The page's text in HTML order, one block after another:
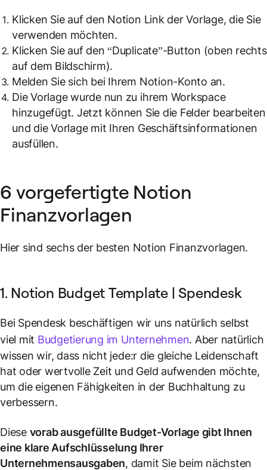
Klicken Sie auf den Notion Link der Vorlage, die Sie
verwenden möchten.
Klicken Sie auf den “Duplicate”-Button (oben rechts
auf dem Bildschirm).
Melden Sie sich bei Ihrem Notion-Konto an.
Die Vorlage wurde nun zu ihrem Workspace
hinzugefügt. Jetzt können Sie die Felder bearbeiten
und die Vorlage mit Ihren Geschäftsinformationen
ausfüllen.
6 vorgefertigte Notion
Finanzvorlagen
Hier sind sechs der besten Notion Finanzvorlagen.
1. Notion Budget Template | Spendesk
Bei Spendesk beschäftigen wir uns natürlich selbst
viel mit Budgetierung im Unternehmen. Aber natürlich
wissen wir, dass nicht jede:r die gleiche Leidenschaft
hat oder wertvolle Zeit und Geld aufwenden möchte,
um die eigenen Fähigkeiten in der Buchhaltung zu
verbessern.
Diese vorab ausgefüllte Budget-Vorlage gibt Ihnen
eine klare Aufschlüsselung Ihrer
Unternehmensausgaben, damit Sie beim nächsten